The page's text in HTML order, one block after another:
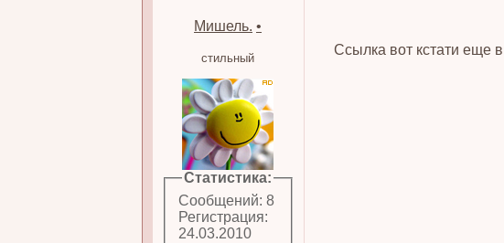
Мишель. •
стильный
Статистика:
Сообщений: 8
Регистрация:
24.03.2010
Ccылка вот кстати еще